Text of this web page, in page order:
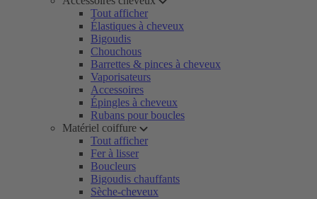
Tout afficher
Élastiques à cheveux
Bigoudis
Chouchous
Barrettes & pinces à cheveux
Vaporisateurs
Accessoires
Épingles à cheveux
Rubans pour boucles
Matériel coiffure
Tout afficher
Fer à lisser
Boucleurs
Bigoudis chauffants
Sèche-cheveux